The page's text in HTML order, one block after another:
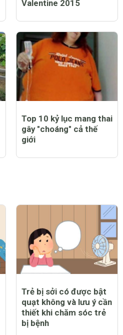
Valentine 2015
Top 10 kỷ lục mang thai
gây "choáng" cả thế
giới
Trẻ bị sởi có được bật
quạt không và lưu ý cần
thiết khi chăm sóc trẻ
bị bệnh